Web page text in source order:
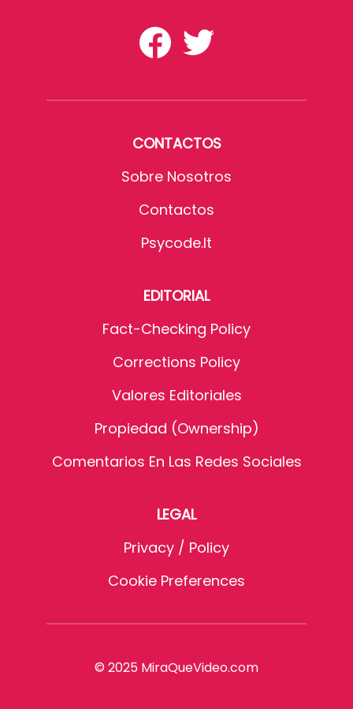
CONTACTOS
Sobre Nosotros
Contactos
Psycode.it
EDITORIAL
Fact-Checking Policy
Corrections Policy
Valores Editoriales
Propiedad (Ownership)
Comentarios En Las Redes Sociales
LEGAL
Privacy / Policy
Cookie Preferences
© 2025 MiraQueVideo.com